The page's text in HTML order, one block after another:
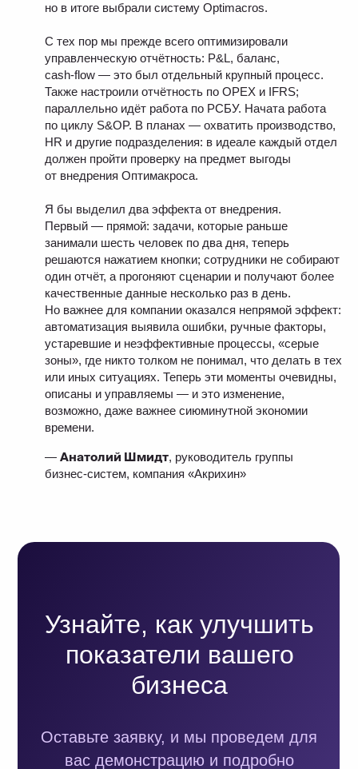
но в итоге выбрали систему Optimacros.
С тех пор мы прежде всего оптимизировали
управленческую отчётность: P&L, баланс,
cash‑flow — это был отдельный крупный процесс.
Также настроили отчётность по OPEX и IFRS;
параллельно идёт работа по РСБУ. Начата работа
по циклу S&OP. В планах — охватить производство,
HR и другие подразделения: в идеале каждый отдел
должен пройти проверку на предмет выгоды
от внедрения Оптимакроса.
Я бы выделил два эффекта от внедрения.
Первый — прямой: задачи, которые раньше
занимали шесть человек по два дня, теперь
решаются нажатием кнопки; сотрудники не собирают
один отчёт, а прогоняют сценарии и получают более
качественные данные несколько раз в день.
Но важнее для компании оказался непрямой эффект:
автоматизация выявила ошибки, ручные факторы,
устаревшие и неэффективные процессы, «серые
зоны», где никто толком не понимал, что делать в тех
или иных ситуациях. Теперь эти моменты очевидны,
описаны и управляемы — и это изменение,
возможно, даже важнее сиюминутной экономии
времени.
— Анатолий Шмидт, руководитель группы
бизнес‑систем, компания «Акрихин»
Общество с ограниченной ответственностью «ОптиТим
Консалтинг» — ведущая ИТ-компания по внедрению
решений на базе CPM/IBP-платформы Optimacros для
интегрированного планирования, бюджетирования,
сценарного моделирования и контроля над
достижением поставленных целей.
ИНН: 7715701328
Сведения об ИТ-деятельности
Об Optimacros
О компании
Отзывы
Работа в OptiTeam
+ 7 (495) 108 68 58
sales@optiteam.ru
ВКонтакте
Telegram
LinkedIn
Юридический адрес:
Дмитровское шоссе, 81
(м. Селигерская)
Наши партнеры
RuTube
Видео о платформе
Все контакты